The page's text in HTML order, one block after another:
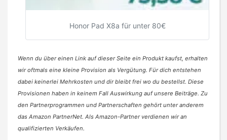
Honor Pad X8a für unter 80€
Wenn du über einen Link auf dieser Seite ein Produkt kaufst, erhalten
wir oftmals eine kleine Provision als Vergütung. Für dich entstehen
dabei keinerlei Mehrkosten und dir bleibt frei wo du bestellst. Diese
Provisionen haben in keinem Fall Auswirkung auf unsere Beiträge. Zu
den Partnerprogrammen und Partnerschaften gehört unter anderem
das Amazon PartnerNet. Als Amazon-Partner verdienen wir an
qualifizierten Verkäufen.